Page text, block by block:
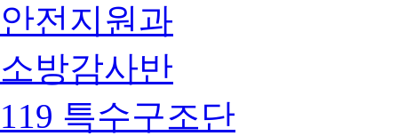
안전지원과
소방감사반
119 특수구조단